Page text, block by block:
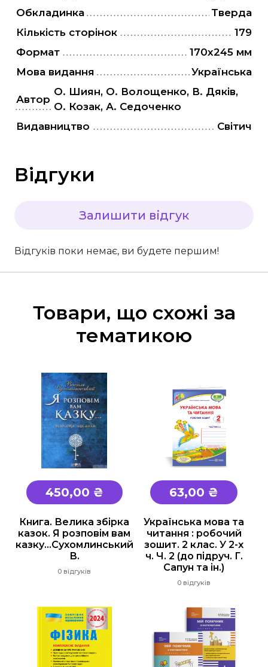
Обкладинка
Тверда
Кількість сторінок
179
Формат
170х245 мм
Мова видання
Українська
Автор
О. Шиян, О. Волощенко, В. Дяків,
О. Козак, А. Седоченко
Видавництво
Світич
Відгуки
Залишити відгук
Відгуків поки немає, ви будете першим!
Товари, що схожі за
тематикою
450,00 ₴
Книга. Велика збірка
казок. Я розповім вам
казку...Сухомлинський
В.
0 відгуків
63,00 ₴
Українська мова та
читання : робочий
зошит. 2 клас. У 2-х
ч. Ч. 2 (до підруч. Г.
Сапун та ін.)
0 відгуків